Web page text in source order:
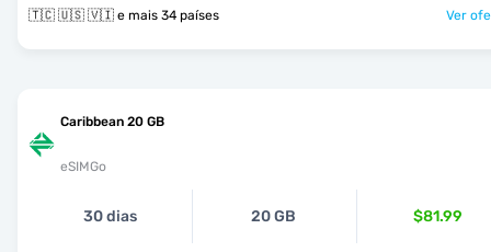
🇹🇨 🇺🇸 🇻🇮 e mais 34 países Ver
Caribbean 20 GB
eSIMGo
30 dias 20 GB $81.99